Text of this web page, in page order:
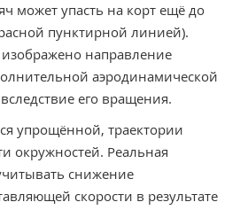
может упасть на корт ещё до
пунктирной линией).
направление
аэродинамической
его вращения.
упрощённой, траектории
окружностей. Реальная
снижение
скорости в результате